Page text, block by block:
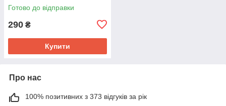
Готово до відправки
290 ₴
Купити
Про нас
100% позитивних з 373 відгуків за рік